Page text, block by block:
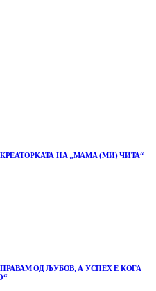
НА „МАМА (МИ) ЧИТА“
ОД ЉУБОВ, А УСПЕХ Е КОГА